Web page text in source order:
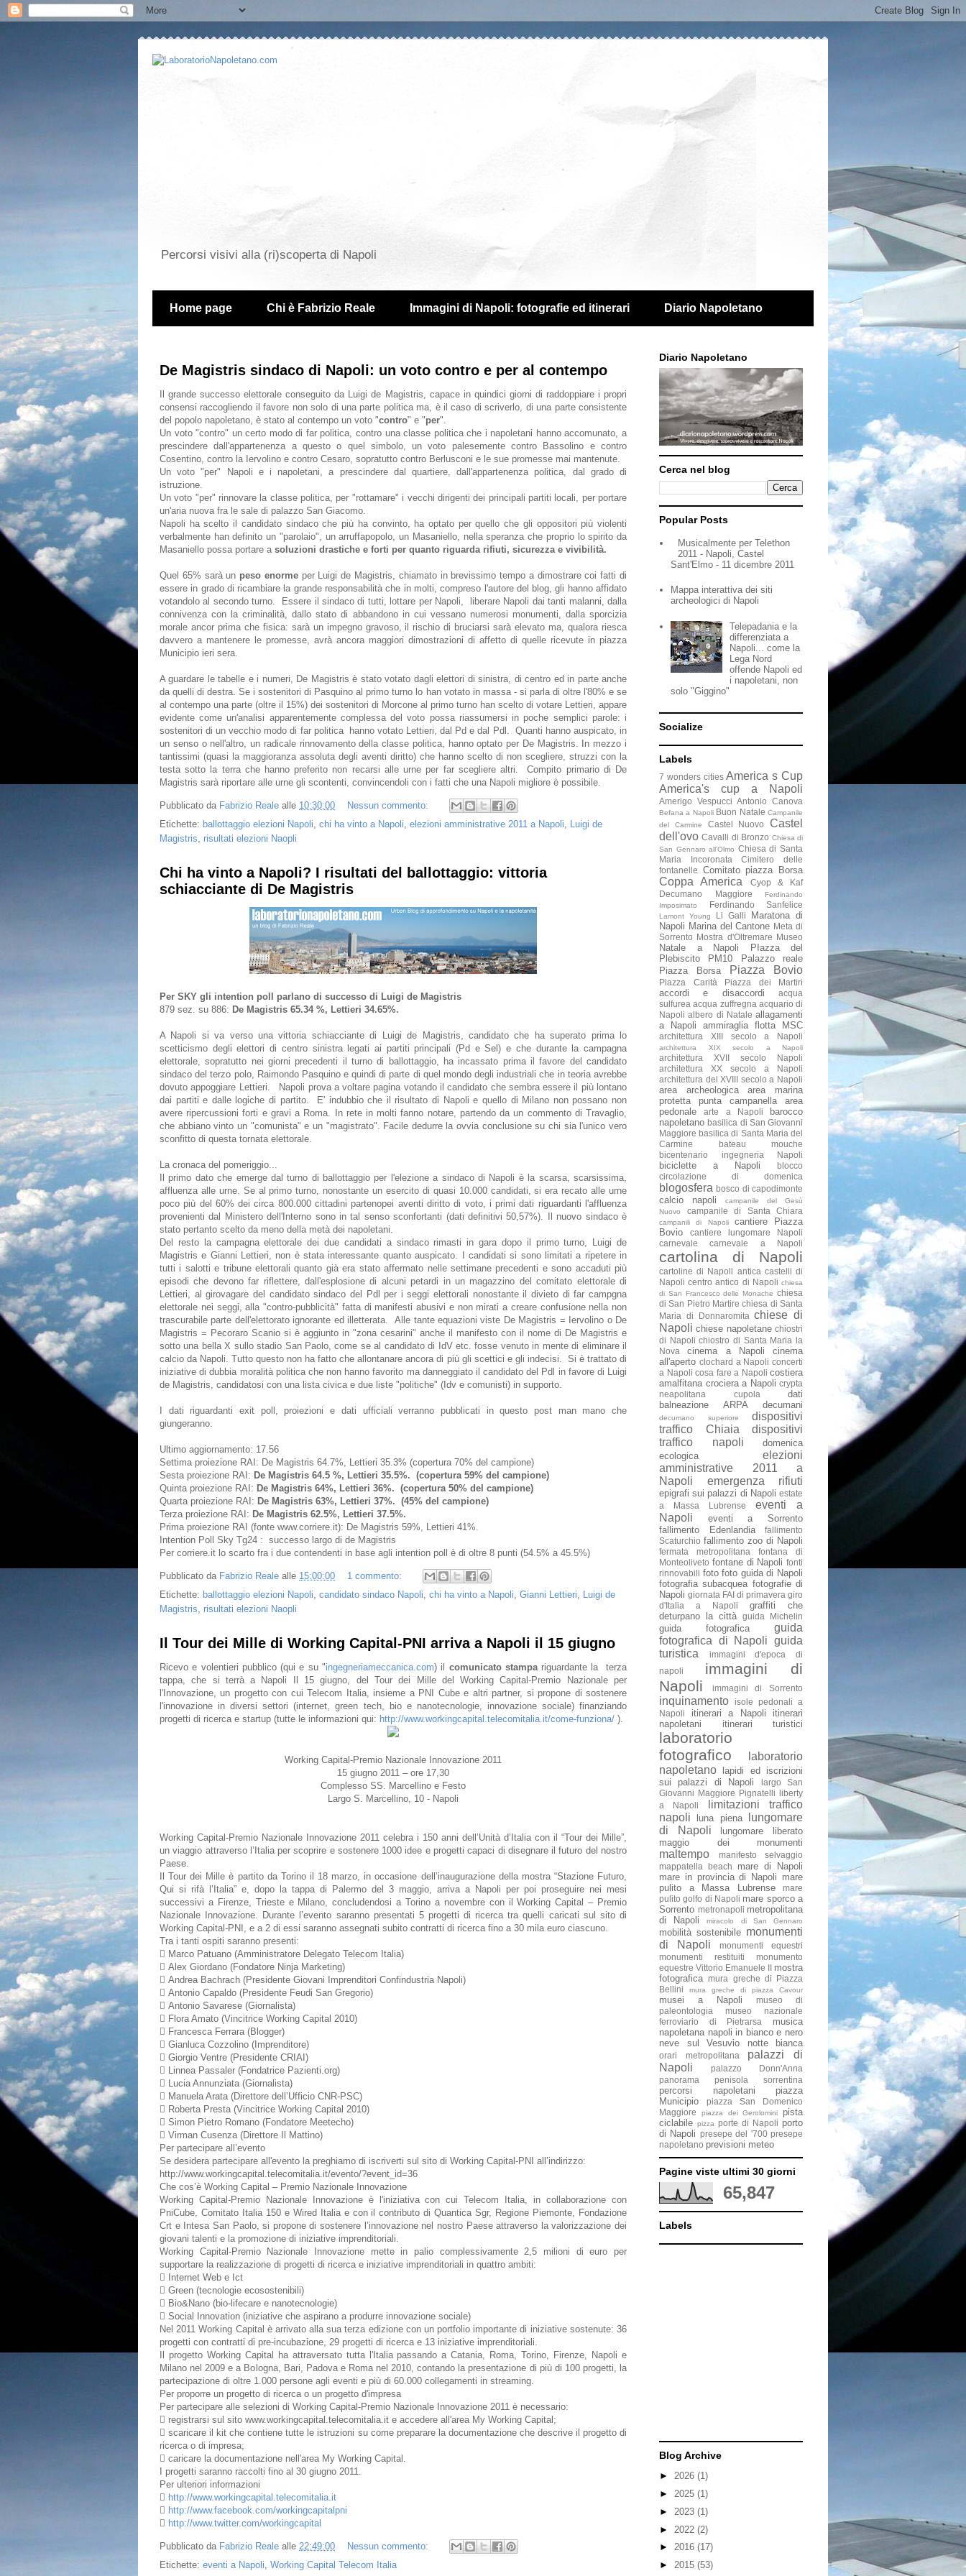
Percorsi visivi alla (ri)scoperta di Napoli
Home page Chi è Fabrizio Reale Immagini di Napoli: fotografie ed itinerari Diario Napoletano
De Magistris sindaco di Napoli: un voto contro e per al contempo
Il grande successo elettorale conseguito da Luigi de Magistris, capace in quindici giorni di raddoppiare i propri
consensi raccogliendo il favore non solo di una parte politica ma, è il caso di scriverlo, di una parte consistente
del popolo napoletano, è stato al contempo un voto "contro" e "per".
Un voto "contro" un certo modo di far politica, contro una classe politica che i napoletani hanno accomunato, a
prescindere dall'appartenenza a questo o quel simbolo, un voto palesemente contro Bassolino e contro
Cosentino, contro la Iervolino e contro Cesaro, sopratutto contro Berlusconi e le sue promesse mai mantenute.
Un voto "per" Napoli e i napoletani, a prescindere dal quartiere, dall'appartenenza politica, dal grado di
istruzione.
Un voto "per" rinnovare la classe politica, per "rottamare" i vecchi dirigenti dei principali partiti locali, per portare
un'aria nuova fra le sale di palazzo San Giacomo.
Napoli ha scelto il candidato sindaco che più ha convinto, ha optato per quello che gli oppositori più violenti
verbalmente han definito un "parolaio", un arruffapopolo, un Masaniello, nella speranza che proprio lo spirito da
Masaniello possa portare a soluzioni drastiche e forti per quanto riguarda rifiuti, sicurezza e vivibilità.
Quel 65% sarà un peso enormeper Luigi de Magistris, chiamato in brevissimo tempo a dimostrare coi fatti di
essere in grado di ricambiare la grande responsabilità che in molti, compreso l'autore del blog, gli hanno affidato
votandolo al secondo turno. Essere il sindaco di tutti, lottare per Napoli, liberare Napoli dai tanti malanni, dalla
connivenza con la criminalità, dallo stato di abbandono in cui vessano numerosi monumenti, dalla sporcizia
morale ancor prima che fisica: sarà un impegno gravoso, il rischio di bruciarsi sarà elevato ma, qualora riesca
davvero a mantenere le promesse, avrà ancora maggiori dimostrazioni di affetto di quelle ricevute in piazza
Municipio ieri sera.
A guardare le tabelle e i numeri, De Magistris è stato votato dagli elettori di sinistra, di centro ed in parte anche
da quelli di destra. Se i sostenitori di Pasquino al primo turno lo han votato in massa - si parla di oltre l'80% e se
al contempo una parte (oltre il 15%) dei sostenitori di Morcone al primo turno han scelto di votare Lettieri, appare
evidente come un'analisi apparentemente complessa del voto possa riassumersi in poche semplici parole: i
sostenitori di un vecchio modo di far politica hanno votato Lettieri, dal Pd e dal Pdl. Quanti hanno auspicato, in
un senso o nell'altro, un radicale rinnovamento della classe politica, hanno optato per De Magistris. In mezzo i
tantissimi (quasi la maggioranza assoluta degli aventi diritto) che hanno scelto di non scegliere, struzzi con la
testa sotto la terra che hanno preferito non recarsi alle urne per far scegliere altri. Compito primario di De
Magistris sarà riportare alle urne gli scontenti, convincendoli con i fatti che una Napoli migliore è possibile.
Pubblicato da Fabrizio Reale alle 10:30:00
Nessun commento:
Etichette: ballottaggio elezioni Napoli, chi ha vinto a Napoli, elezioni amministrative 2011 a Napoli, Luigi de
Magistris, risultati elezioni Naopli
Chi ha vinto a Napoli? I risultati del ballottaggio: vittoria
schiacciante di De Magistris
Per SKY gli intention poll parlano di successo di Luigi de Magistris
879 sez. su 886: De Magistris 65.34 %, Lettieri 34.65%.
A Napoli si va verso una vittoria schiacciante di Luigi de Magistris, candidato che ha superato prima lo
scetticismo degli elettori di centro sinistra legati ai partiti principali (Pd e Sel) e che durante la campagna
elettorale, sopratutto nei giorni precedenti il turno di ballottaggio, ha incassato prima il favore del candidato
sindaco del terzo polo, Raimondo Pasquino e quindi di parte di quel mondo degli industriali che in teoria avrebbe
dovuto appoggiare Lettieri. Napoli prova a voltare pagina votando il candidato che sembra essere il più lontano
dai partiti e dalle logiche di partito. E' indubbio che il risultato di Napoli e quello di Milano non possano non
avere ripercussioni forti e gravi a Roma. In rete in molti fanno notare, partendo da un commento di Travaglio,
che abbiano vinto un "comunista" e un "magistrato". Facile dedurre la ovvia conclusione su chi sia l'unico vero
sconfitto di questa tornata elettorale.
La cronaca del pomeriggio...
Il primo dato che emerge dal turno di ballottaggio per l'elezione a sindaco di Napoli è la scarsa, scarsissima,
affluenza alle urne. Se al primo turno, nonostante un esercito di quasi 10.000 candidati, si era recato alle urne
poco più del 60% dei circa 800.000 cittadini partenopei aventi diritto di voto, i primi dati riguardanti l'affluenza
provenienti dal Ministero dell'Interno sono in tal senso sconfortanti (dati definitivi 50,57%). Il nuovo sindaco è
stato pertanto scelto da meno della metà dei napoletani.
Del resto la campagna elettorale dei due candidati a sindaco rimasti in gara dopo il primo turno, Luigi de
Magistris e Gianni Lettieri, non è stata interessante quanto auspicato. I candidati si sono limitati a ripetere in
tutti i salotti e tribune elettorali quanto già era stato affermato nelle settimane precedenti e sono accaduti più
episodi che devono far riflettere, dall'esplosione di alcuni petardi in un magazzino del comitato elettorale di
Lettieri, al girovagare del candidato sindaco del Pdl per i seggi elettorali nonostante il divieto di far campgna
elettorale nei seggi, alla "contro-pubblicità" fatta di manifesti abusivi e non mirati a creare confusione nella non
trascurabile parte dell'elettorato ignorante ed illetterata. Alle tante equazioni viste De Magistris = Iervolino o De
Magistris = Pecoraro Scanio si è aggiunto in "zona cesarini" anche il manifesto con il nome di De Magistris e
sotto una bella X sullo stadio San Paolo, come se al candidato di IdV etc. fosse venuto in mente di eliminare il
calcio da Napoli. Tutto questo non ha fatto che allontanare ancora di più gli scettici e gli indecisi. Si è trattato di
iniziative di dubbia moralità politica che non hanno favorito ma danneggiato il candidato del Pdl in favore di Luigi
de Magistris, candidatosi con una lista civica e due liste "politiche" (Idv e comunisti) in supporto.
I dati riguardanti exit poll, proiezioni e dati ufficiali verranno pubblicati in questo post man mano che
giungeranno.
Ultimo aggiornamento: 17.56
Settima proiezione RAI: De Magistris 64.7%, Lettieri 35.3% (copertura 70% del campione)
Sesta proiezione RAI: De Magistris 64.5 %, Lettieri 35.5%. (copertura 59% del campione)
Quinta proiezione RAI: De Magistris 64%, Lettieri 36%. (copertura 50% del campione)
Quarta proiezione RAI: De Magistris 63%, Lettieri 37%. (45% del campione)
Terza proiezione RAI: De Magistris 62.5%, Lettieri 37.5%.
Prima proiezione RAI (fonte www.corriere.it): De Magistris 59%, Lettieri 41%.
Intention Poll Sky Tg24 : successo largo di de Magistris
Per corriere.it lo scarto fra i due contendenti in base agli intention poll è di oltre 8 punti (54.5% a 45.5%)
Pubblicato da Fabrizio Reale alle 15:00:00
1 commento:
Etichette: ballottaggio elezioni Napoli, candidato sindaco Napoli, chi ha vinto a Napoli, Gianni Lettieri, Luigi de
Magistris, risultati elezioni Naopli
Il Tour dei Mille di Working Capital-PNI arriva a Napoli il 15 giugno
Ricevo e volentieri pubblico (qui e su "ingegneriameccanica.com) il comunicato stampariguardante la terza
tappa, che si terrà a Napoli Il 15 giugno, del Tour dei Mille del Working Capital-Premio Nazionale per
l'Innovazione, un progetto con cui Telecom Italia, insieme a PNI Cube e altri partner, si propone di sostenere
l'innovazione in diversi settori (internet, green tech, bio e nanotecnologie, innovazione sociale) finanziando
progetti di ricerca e startup (tutte le informazioni qui: http://www.workingcapital.telecomitalia.it/come-funziona/ ).
Working Capital-Premio Nazionale Innovazione 2011
15 giugno 2011 – ore 17,30
Complesso SS. Marcellino e Festo
Largo S. Marcellino, 10 - Napoli
Working Capital-Premio Nazionale Innovazione 2011 celebra i 150 anni dell’Unità d’Italia con il “Tour dei Mille”,
un viaggio attraverso l’Italia per scoprire e sostenere 1000 idee e progetti capaci di disegnare il futuro del nostro
Paese.
Il Tour dei Mille è partito da Torino il 18 marzo, in occasione dell’inaugurazione della mostra “Stazione Futuro,
Qui si rifà l’Italia” e, dopo la tappa di Palermo del 3 maggio, arriva a Napoli per poi proseguire nei mesi
successivi a Firenze, Trieste e Milano, concludendosi a Torino a novembre con il Working Capital – Premio
Nazionale Innovazione. Durante l’evento saranno presentati 5 progetti di ricerca tra quelli caricati sul sito di
Working Capital-PNI, e a 2 di essi saranno assegnati subito contratti di ricerca fino a 30 mila euro ciascuno.
Tra i tanti ospiti saranno presenti:
 Marco Patuano (Amministratore Delegato Telecom Italia)
 Alex Giordano (Fondatore Ninja Marketing)
 Andrea Bachrach (Presidente Giovani Imprenditori Confindustria Napoli)
 Antonio Capaldo (Presidente Feudi San Gregorio)
 Antonio Savarese (Giornalista)
 Flora Amato (Vincitrice Working Capital 2010)
 Francesca Ferrara (Blogger)
 Gianluca Cozzolino (Imprenditore)
 Giorgio Ventre (Presidente CRIAI)
 Linnea Passaler (Fondatrice Pazienti.org)
 Lucia Annunziata (Giornalista)
 Manuela Arata (Direttore dell’Ufficio CNR-PSC)
 Roberta Presta (Vincitrice Working Capital 2010)
 Simon Pietro Romano (Fondatore Meetecho)
 Virman Cusenza (Direttore Il Mattino)
Per partecipare all’evento
Se desidera partecipare all'evento la preghiamo di iscriverti sul sito di Working Capital-PNI all’indirizzo:
http://www.workingcapital.telecomitalia.it/evento/?event_id=36
Che cos’è Working Capital – Premio Nazionale Innovazione
Working Capital-Premio Nazionale Innovazione è l'iniziativa con cui Telecom Italia, in collaborazione con
PniCube, Comitato Italia 150 e Wired Italia e con il contributo di Quantica Sgr, Regione Piemonte, Fondazione
Crt e Intesa San Paolo, si propone di sostenere l’innovazione nel nostro Paese attraverso la valorizzazione dei
giovani talenti e la promozione di iniziative imprenditoriali.
Working Capital-Premio Nazionale Innovazione mette in palio complessivamente 2,5 milioni di euro per
supportare la realizzazione di progetti di ricerca e iniziative imprenditoriali in quattro ambiti:
 Internet Web e Ict
 Green (tecnologie ecosostenibili)
 Bio&Nano (bio-lifecare e nanotecnologie)
 Social Innovation (iniziative che aspirano a produrre innovazione sociale)
Nel 2011 Working Capital è arrivato alla sua terza edizione con un portfolio importante di iniziative sostenute: 36
progetti con contratti di pre-incubazione, 29 progetti di ricerca e 13 iniziative imprenditoriali.
Il progetto Working Capital ha attraversato tutta l'Italia passando a Catania, Roma, Torino, Firenze, Napoli e
Milano nel 2009 e a Bologna, Bari, Padova e Roma nel 2010, contando la presentazione di più di 100 progetti, la
partecipazione di oltre 1.000 persone agli eventi e più di 60.000 collegamenti in streaming.
Per proporre un progetto di ricerca o un progetto d'impresa
Per partecipare alle selezioni di Working Capital-Premio Nazionale Innovazione 2011 è necessario:
 registrarsi sul sito www.workingcapital.telecomitalia.it e accedere all'area My Working Capital;
 scaricare il kit che contiene tutte le istruzioni su come preparare la documentazione che descrive il progetto di
ricerca o di impresa;
 caricare la documentazione nell'area My Working Capital.
I progetti saranno raccolti fino al 30 giugno 2011.
Per ulteriori informazioni
 http://www.workingcapital.telecomitalia.it
 http://www.facebook.com/workingcapitalpni
 http://www.twitter.com/workingcapital
Pubblicato da Fabrizio Reale alle 22:49:00
Nessun commento:
Etichette: eventi a Napoli, Working Capital Telecom Italia
Diario Napoletano
Cerca nel blog
Popular Posts
Musicalmente per Telethon
2011 - Napoli, Castel
Sant'Elmo - 11 dicembre 2011
Mappa interattiva dei siti
archeologici di Napoli
Telepadania e la
differenziata a
Napoli... come la
Lega Nord
offende Napoli ed
i napoletani, non
solo "Giggino"
Socialize
Labels
7 wonders cities America s Cup
America's cup a Napoli
Amerigo Vespucci Antonio Canova
Befana a Napoli Buon Natale Campanile
del Carmine
Castel Nuovo
Castel
dell'ovo Cavalli di Bronzo Chiesa di
San Gennaro all'Olmo Chiesa di Santa
Maria Incoronata
Cimitero delle
fontanelle
Comitato piazza Borsa
Coppa America
Cyop & Kaf
Decumano Maggiore
Ferdinando
Imposimato
Ferdinando Sanfelice
Lamont Young Li Galli
Maratona di
Napoli Marina del Cantone Meta di
Sorrento Mostra d'Oltremare Museo
Natale a Napoli
PIazza del
Plebiscito
PM10
Palazzo reale
Piazza Borsa
Piazza Bovio
Piazza Carità Piazza dei Martiri
accordi e disaccordi
acqua
sulfurea acqua zuffregna acquario di
Napoli albero di Natale allagamenti
a Napoli
ammiraglia flotta MSC
architettura XIII secolo a Napoli
architettura XIX secolo a Napoli
architettura XVII secolo Napoli
architettura XX secolo a Napoli
architettura del XVIII secolo a Napoli
area archeologica
area marina
protetta punta campanella
area
pedonale
arte a Napoli
barocco
napoletano basilica di San Giovanni
Maggiore basilica di Santa Maria del
Carmine
bateau mouche
bicentenario ingegneria Napoli
biciclette a Napoli
blocco
circolazione di domenica
blogosfera bosco di capodimonte
calcio napoli
campanile del Gesù
Nuovo
campanile di Santa Chiara
campanili di Napoli
cantiere Piazza
Bovio
cantiere lungomare Napoli
carnevale
carnevale a Napoli
cartolina di Napoli
cartoline di Napoli antica castelli di
Napoli centro antico di Napoli chiesa
di San Francesco delle Monache chiesa
di San Pietro Martire chiesa di Santa
Maria di Donnaromita chiese di
Napoli chiese napoletane chiostri
di Napoli chiostro di Santa Maria la
Nova
cinema a Napoli
cinema
all'aperto clochard a Napoli concerti
a Napoli cosa fare a Napoli costiera
amalfitana crociera a Napoli crypta
neapolitana
cupola
dati
balneazione ARPA
decumani
decumano superiore
dispositivi
traffico Chiaia
dispositivi
traffico napoli
domenica
ecologica
elezioni
amministrative 2011 a
Napoli
emergenza rifiuti
epigrafi sui palazzi di Napoli estate
a Massa Lubrense
eventi a
Napoli
eventi a Sorrento
fallimento Edenlandia
fallimento
Scaturchio fallimento zoo di Napoli
fermata metropolitana
fontana di
Monteoliveto fontane di Napoli fonti
rinnovabili foto foto guida di Napoli
fotografia subacquea fotografie di
Napoli giornata FAI di primavera giro
d'Italia a Napoli
graffiti che
deturpano la città
guida Michelin
guida fotografica
guida
fotografica di Napoli guida
turistica
immagini d'epoca di
napoli
immagini di
Napoli
immagini di Sorrento
inquinamento
isole pedonali a
Napoli
itinerari a Napoli
itinerari
napoletani
itinerari turistici
laboratorio
fotografico
laboratorio
napoletano
lapidi ed iscrizioni
sui palazzi di Napoli
largo San
Giovanni Maggiore Pignatelli liberty
a Napoli
limitazioni traffico
napoli
luna piena
lungomare
di Napoli
lungomare liberato
maggio dei monumenti
maltempo
manifesto selvaggio
mappatella beach
mare di Napoli
mare in provincia di Napoli mare
pulito a Massa Lubrense
mare
pulito golfo di Napoli mare sporco a
Sorrento metronapoli metropolitana
di Napoli
miracolo di San Gennaro
mobilità sostenibile monumenti
di Napoli
monumenti equestri
monumenti restituiti
monumento
equestre Vittorio Emanuele II mostra
fotografica mura greche di Piazza
Bellini
mura greche di piazza Cavour
musei a Napoli
museo di
paleontologia
museo nazionale
ferroviario di Pietrarsa
musica
napoletana napoli in bianco e nero
neve sul Vesuvio
notte bianca
orari metropolitana
palazzi di
Napoli
palazzo Donn'Anna
panorama penisola sorrentina
percorsi napoletani
piazza
Municipio
piazza San Domenico
Maggiore
piazza dei Gerolomini
pista
ciclabile pizza porte di Napoli porto
di Napoli presepe del '700 presepe
napoletano previsioni meteo
Pagine viste ultimi 30 giorni
65,847
Labels
Blog Archive
► 2026 (1)
► 2025 (1)
► 2023 (1)
► 2022 (2)
► 2016 (17)
► 2015 (53)